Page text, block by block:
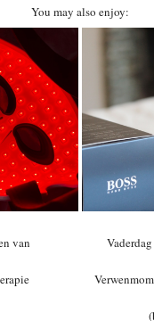
You may also enjoy:
van